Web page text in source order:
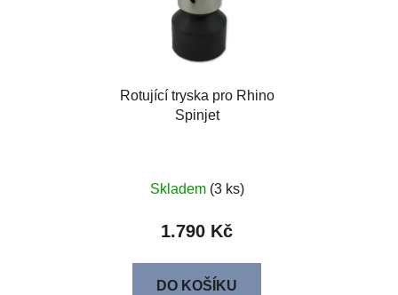
Rotující tryska pro Rhino
Spinjet
Skladem (3 ks)
1.790 Kč
DO KOŠÍKU